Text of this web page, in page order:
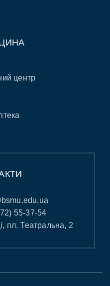
центр
55-37-54
пл. Театральна, 2